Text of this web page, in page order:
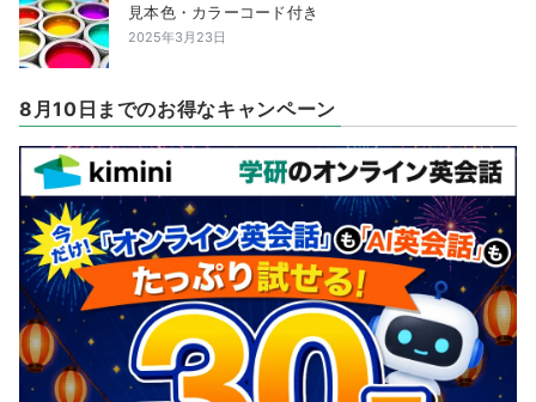
見本色・カラーコード付き
2025年3月23日
8月10日までのお得なキャンペーン